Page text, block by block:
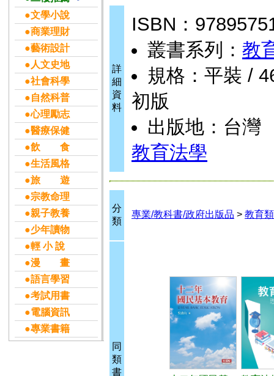
●文學小說
●商業理財
●藝術設計
●人文史地
●社會科學
●自然科普
●心理勵志
●醫療保健
●飲 食
●生活風格
●旅 遊
●宗教命理
●親子教養
●少年讀物
●輕 小 說
●漫 畫
●語言學習
●考試用書
●電腦資訊
●專業書籍
詳
細
資
料
ISBN：
叢書系列： 教
規格：平裝 /
初版
出版地：台灣
教育法學
分
類
專業/教科書/政府出版品 > 教育類
同
類
書